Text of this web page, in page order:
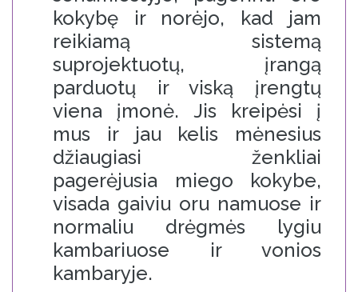
kokybę ir norėjo, kad jam
reikiamą sistemą
suprojektuotų, įrangą
parduotų ir viską įrengtų
viena įmonė. Jis kreipėsi į
mus ir jau kelis mėnesius
džiaugiasi ženkliai
pagerėjusia miego kokybe,
visada gaiviu oru namuose ir
normaliu drėgmės lygiu
kambariuose ir vonios
kambaryje.